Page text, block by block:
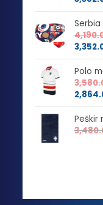
Serbia
Polo
Peškir